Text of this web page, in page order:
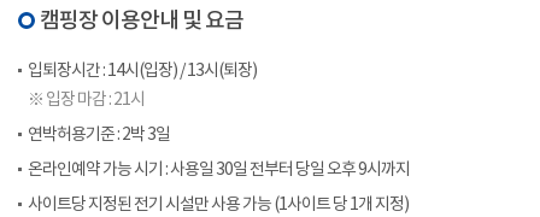
캠핑장 이용안내 및 요금
입퇴장시간 : 14시(입장) / 13시(퇴장)
※ 입장 마감 : 21시
연박허용기준 : 2박 3일
온라인예약 가능 시기 : 사용일 30일 전부터 당일 오후 9시까지
사이트당 지정된 전기 시설만 사용 가능 (1사이트 당 1개 지정)